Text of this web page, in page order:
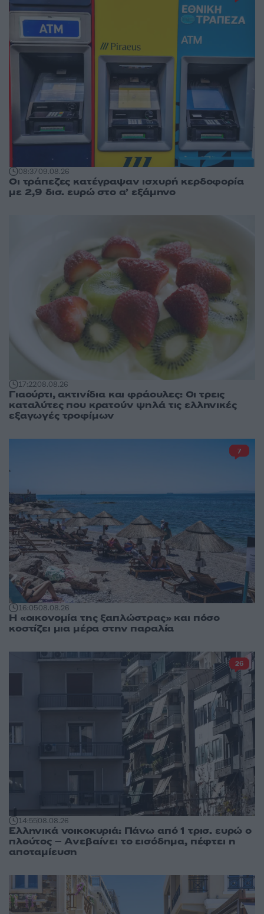
08:3709.08.26
Οι τράπεζες κατέγραψαν ισχυρή κερδοφορία
με 2,9 δισ. ευρώ στο α’ εξάμηνο
17:2208.08.26
Γιαούρτι, ακτινίδια και φράουλες: Οι τρεις
καταλύτες που κρατούν ψηλά τις ελληνικές
εξαγωγές τροφίμων
16:0508.08.26
Η «οικονομία της ξαπλώστρας» και πόσο
κοστίζει μια μέρα στην παραλία
7
14:5508.08.26
Ελληνικά νοικοκυριά: Πάνω από 1 τρισ. ευρώ ο
πλούτος – Ανεβαίνει το εισόδημα, πέφτει η
αποταμίευση
26